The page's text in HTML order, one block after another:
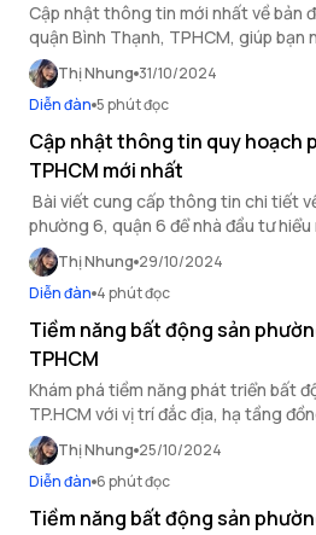
Cập nhật thông tin mới nhất về bản
quận Bình Thạnh, TPHCM, giúp bạn
đầu tư hiệu quả.
Thị Nhung 31/10/2024
Diễn đàn 5 phút đọc
Cập nhật thông tin quy hoạch
TPHCM mới nhất
Bài viết cung cấp thông tin chi tiết
phường 6, quận 6 để nhà đầu tư
tầng, tiện ích công cộng và tiềm
khu vực này.
Thị Nhung 29/10/2024
Diễn đàn 4 phút đọc
Tiềm năng bất động sản
TPHCM
Khám phá tiềm năng phát triển bất
TP.HCM với vị trí đắc địa, hạ tầng
lời hấp dẫn.
Thị Nhung 25/10/2024
Diễn đàn 6 phút đọc
Tiềm năng bất động sản